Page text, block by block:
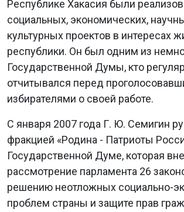
Республике Хакасия были
социальных, экономических,
культурных проектов в интересах
республики. Он был одним из
Государственной Думы, кто
отчитывался перед
избирателями о своей работе.
С января 2007 года Г. Ю. Семигин
фракцией «Родина - Патриоты
Государственной Думе, которая
рассмотрение парламента 26
решению неотложных социально-
проблем страны и защите прав